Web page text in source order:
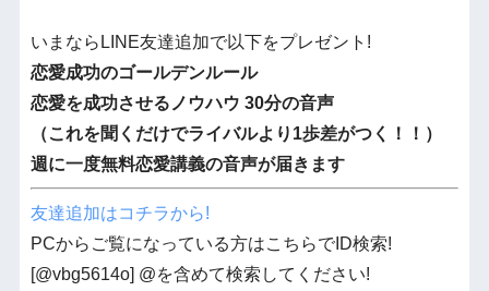
いまならLINE友達追加で以下をプレゼント!
恋愛成功のゴールデンルール
恋愛を成功させるノウハウ 30分の音声
（これを聞くだけでライバルより1歩差がつく！！）
週に一度無料恋愛講義の音声が届きます
友達追加はコチラから!
PCからご覧になっている方はこちらでID検索!
[@vbg5614o] @を含めて検索してください!